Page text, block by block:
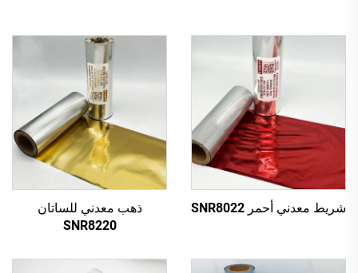
شريط معدني أحمر SNR8022
ذهب معدني للساتان
SNR8220